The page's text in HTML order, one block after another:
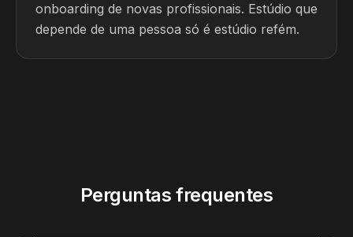
onboarding de novas profissionais. Estúdio que
depende de uma pessoa só é estúdio refém.
Perguntas frequentes